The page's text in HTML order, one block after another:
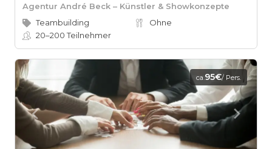
Agentur André Beck – Künstler & Showkonzepte
Teambuilding
Ohne
20–200Teilnehmer
ca.95€/ Pers.